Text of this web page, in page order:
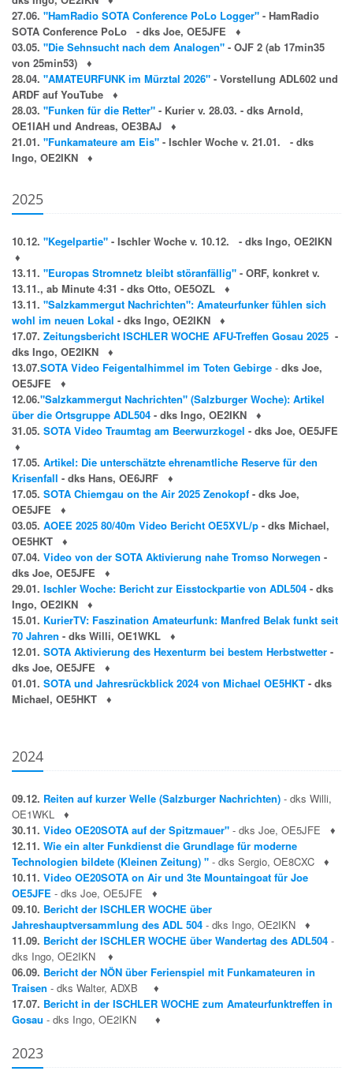
27.06. "HamRadio SOTA Conference PoLo Logger" - HamRadio
SOTA Conference PoLo - dks Joe, OE5JFE
♦
03.05. "Die Sehnsucht nach dem Analogen" - OJF 2 (ab 17min35
von 25min53)
♦
28.04. "AMATEURFUNK im Mürztal 2026" - Vorstellung ADL602 und
ARDF auf YouTube
♦
28.03. "Funken für die Retter" - Kurier v. 28.03. - dks Arnold,
OE1IAH und Andreas, OE3BAJ
♦
21.01. "Funkamateure am Eis" - Ischler Woche v. 21.01. - dks
Ingo, OE2IKN
♦
2025
10.12. "Kegelpartie" - Ischler Woche v. 10.12. - dks Ingo, OE2IKN
♦
13.11. "Europas Stromnetz bleibt störanfällig" - ORF, konkret v.
13.11., ab Minute 4:31 - dks Otto, OE5OZL
♦
13.11. "Salzkammergut Nachrichten": Amateurfunker fühlen sich
wohl im neuen Lokal - dks Ingo, OE2IKN
♦
17.07. Zeitungsbericht ISCHLER WOCHE AFU-Treffen Gosau 2025 -
dks Ingo, OE2IKN
♦
13.07.SOTA Video Feigentalhimmel im Toten Gebirge - dks Joe,
OE5JFE
♦
12.06."Salzkammergut Nachrichten" (Salzburger Woche): Artikel
über die Ortsgruppe ADL504 - dks Ingo, OE2IKN
♦
31.05. SOTA Video Traumtag am Beerwurzkogel - dks Joe, OE5JFE
♦
17.05. Artikel: Die unterschätzte ehrenamtliche Reserve für den
Krisenfall - dks Hans, OE6JRF
♦
17.05. SOTA Chiemgau on the Air 2025 Zenokopf - dks Joe,
OE5JFE
♦
03.05. AOEE 2025 80/40m Video Bericht OE5XVL/p - dks Michael,
OE5HKT
♦
07.04. Video von der SOTA Aktivierung nahe Tromso Norwegen -
dks Joe, OE5JFE
♦
29.01. Ischler Woche: Bericht zur Eisstockpartie von ADL504 - dks
Ingo, OE2IKN
♦
15.01. KurierTV: Faszination Amateurfunk: Manfred Belak funkt seit
70 Jahren - dks Willi, OE1WKL
♦
12.01. SOTA Aktivierung des Hexenturm bei bestem Herbstwetter -
dks Joe, OE5JFE
♦
01.01. SOTA und Jahresrückblick 2024 von Michael OE5HKT - dks
Michael, OE5HKT
♦
2024
09.12. Reiten auf kurzer Welle (Salzburger Nachrichten) - dks Willi,
OE1WKL
♦
30.11. Video OE20SOTA auf der Spitzmauer" - dks Joe, OE5JFE
♦
12.11. Wie ein alter Funkdienst die Grundlage für moderne
Technologien bildete (Kleinen Zeitung) " - dks Sergio, OE8CXC
♦
10.11. Video OE20SOTA on Air und 3te Mountaingoat für Joe
OE5JFE - dks Joe, OE5JFE
♦
09.10. Bericht der ISCHLER WOCHE über
Jahreshauptversammlung des ADL 504 - dks Ingo, OE2IKN
♦
11.09. Bericht der ISCHLER WOCHE über Wandertag des ADL504 -
dks Ingo, OE2IKN
♦
06.09. Bericht der NÖN über Ferienspiel mit Funkamateuren in
Traisen - dks Walter, ADXB
♦
17.07. Bericht in der ISCHLER WOCHE zum Amateurfunktreffen in
Gosau - dks Ingo, OE2IKN ♦
2023